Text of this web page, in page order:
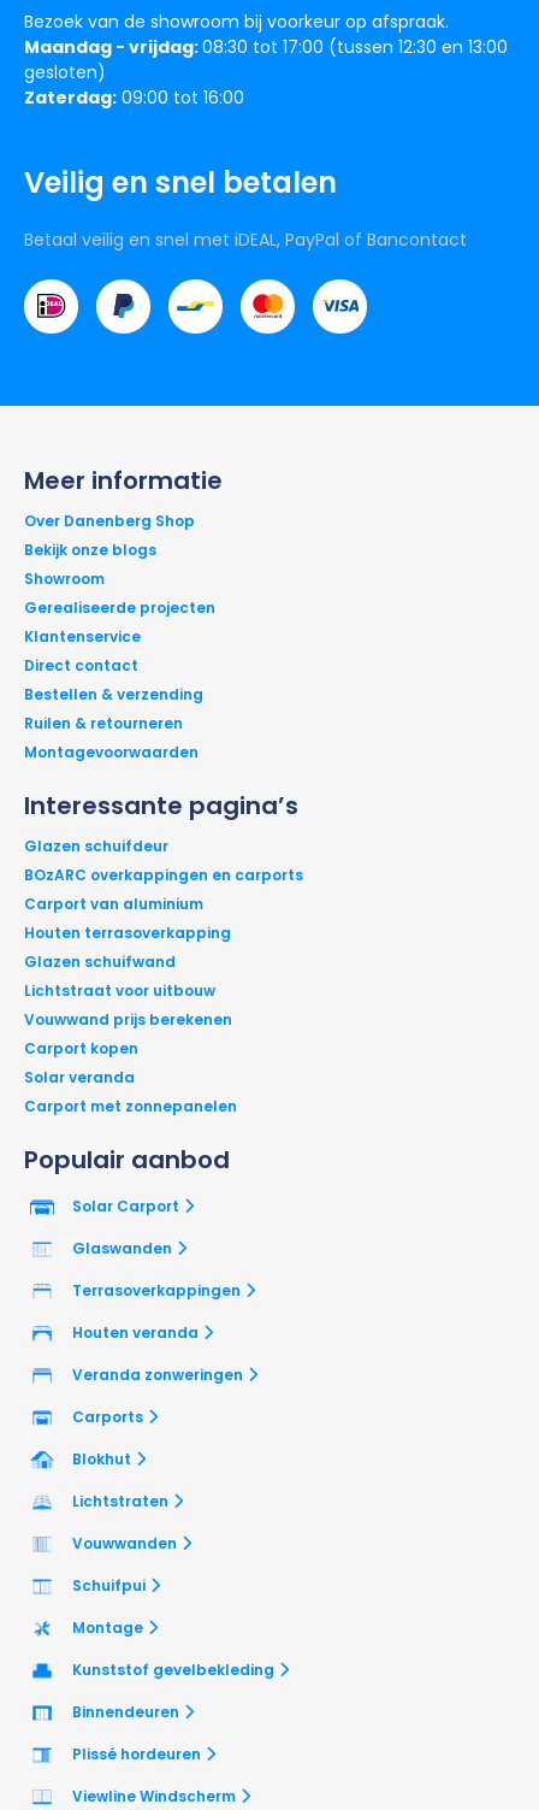
Bezoek van de showroom bij voorkeur op afspraak.
Maandag - vrijdag:08:30 tot 17:00 (tussen 12:30 en 13:00
gesloten)
Zaterdag: 09:00 tot 16:00
Veilig en snel betalen
Betaal veilig en snel met iDEAL, PayPal of Bancontact
Populair aanbod
Solar Carport
Glaswanden
Terrasoverkappingen
Houten veranda
Veranda zonweringen
Carports
Blokhut
Lichtstraten
Vouwwanden
Schuifpui
Montage
Kunststof gevelbekleding
Binnendeuren
Plissé hordeuren
Viewline Windscherm
Interessante pagina’s
Glazen schuifdeur
BOzARC overkappingen en carports
Carport van aluminium
Houten terrasoverkapping
Glazen schuifwand
Lichtstraat voor uitbouw
Vouwwand prijs berekenen
Carport kopen
Solar veranda
Carport met zonnepanelen
Meer informatie
Over Danenberg Shop
Bekijk onze blogs
Showroom
Gerealiseerde projecten
Klantenservice
Direct contact
Bestellen & verzending
Ruilen & retourneren
Montagevoorwaarden